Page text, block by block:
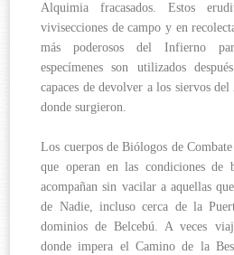
Alquimia fracasados. Estos
vivisecciones de campo y en
más poderosos del Infierno
especímenes son utilizados
capaces de devolver a los siervos
donde surgieron.
Los cuerpos de Biólogos de
que operan en las condiciones de
acompañan sin vacilar a aquellas
de Nadie, incluso cerca de la
dominios de Belcebú. A veces
donde impera el Camino de la